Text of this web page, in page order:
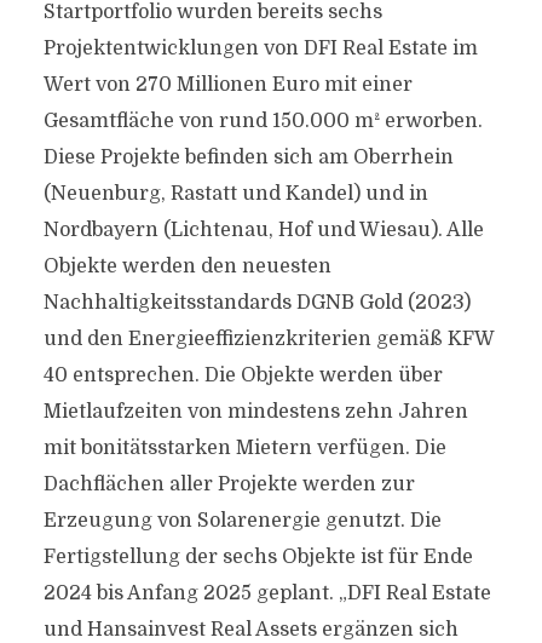
Startportfolio wurden bereits sechs
Projektentwicklungen von DFI Real Estate im
Wert von 270 Millionen Euro mit einer
Gesamtfläche von rund 150.000 m² erworben.
Diese Projekte befinden sich am Oberrhein
(Neuenburg, Rastatt und Kandel) und in
Nordbayern (Lichtenau, Hof und Wiesau). Alle
Objekte werden den neuesten
Nachhaltigkeitsstandards DGNB Gold (2023)
und den Energieeffizienzkriterien gemäß KFW
40 entsprechen. Die Objekte werden über
Mietlaufzeiten von mindestens zehn Jahren
mit bonitätsstarken Mietern verfügen. Die
Dachflächen aller Projekte werden zur
Erzeugung von Solarenergie genutzt. Die
Fertigstellung der sechs Objekte ist für Ende
2024 bis Anfang 2025 geplant. „DFI Real Estate
und Hansainvest Real Assets ergänzen sich